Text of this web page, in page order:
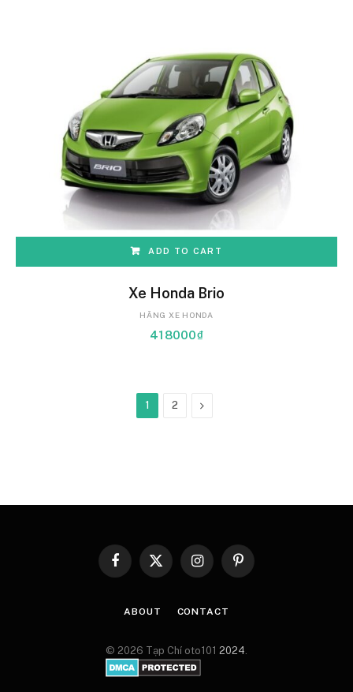
ADD TO CART
Xe Honda Brio
HÃNG XE HONDA
418000₫
1 2 Next
Facebook
X
InstagramPinterest
ABOUT CONTACT
© 2026 Tạp Chí oto101 2024.